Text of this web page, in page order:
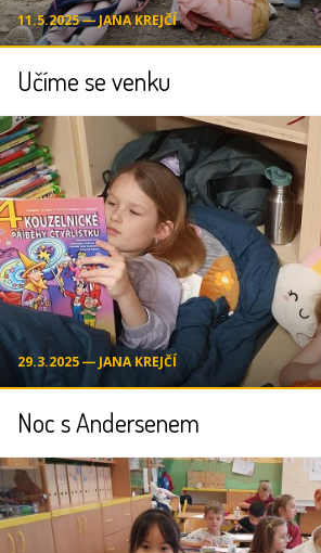
11.5.2025 ― JANA KREJČÍ
Učíme se venku
29.3.2025 ― JANA KREJČÍ
Noc s Andersenem